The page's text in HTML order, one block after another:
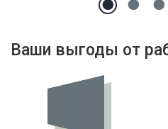
Ваши выгоды от